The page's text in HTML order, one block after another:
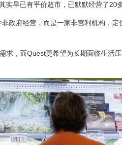
早已有平价超市，已默默经营了20多
政府经营，而是一家非营利机构，
求，而Quest更希望为长期面临生活